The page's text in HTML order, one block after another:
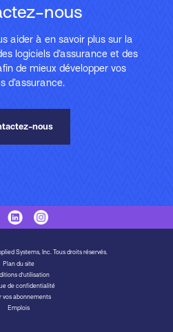
nous
aider à en savoir plus sur la
logiciels d’assurance et des
de mieux développer vos
d’assurance.
nous
Systems, Inc. Tous droits réservés.
Plan du site
d’utilisation
de confidentialité
vos abonnements
Emplois